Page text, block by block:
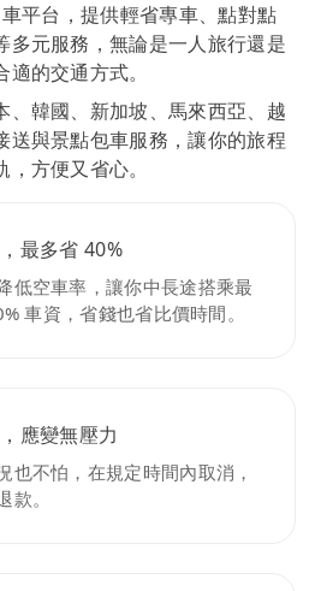
平台，提供輕省專車、點對點
多元服務，無論是一人旅行還是
的交通方式。
、韓國、新加坡、馬來西亞、越
送與景點包車服務，讓你的旅程
方便又省心。
最多省 40%
低空車率，讓你中長途搭乘最
車資，省錢也省比價時間。
應變無壓力
也不怕，在規定時間內取消，
款。